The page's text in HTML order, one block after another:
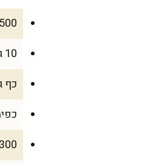
500 גרם קמח כוסמין מלא (אפשר גם לערבב עם קמח רגיל, ביחס של 50:50)
10 גרם שמרים יבשים (כף אחת)
כף
300 מ"ל מים פושרים